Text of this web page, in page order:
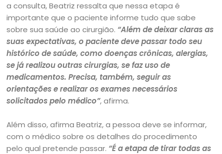
a consulta, Beatriz ressalta que nessa etapa é
importante que o paciente informe tudo que sabe
sobre sua saúde ao cirurgião. “Além de deixar claras as
suas expectativas, o paciente deve passar todo seu
histórico de saúde, como doenças crônicas, alergias,
se já realizou outras cirurgias, se faz uso de
medicamentos. Precisa, também, seguir as
orientações e realizar os exames necessários
solicitados pelo médico”, afirma.
Além disso, afirma Beatriz, a pessoa deve se informar,
com o médico sobre os detalhes do procedimento
pelo qual pretende passar. “É a etapa de tirar todas as